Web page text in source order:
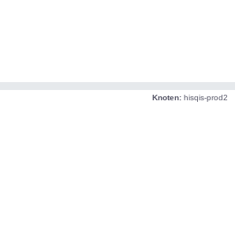
Knoten: hisqis-prod2